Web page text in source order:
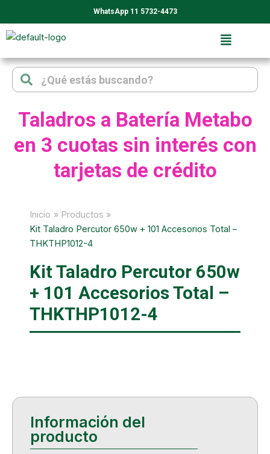
al
contenido
WhatsApp 11 5732-4473
Search Search
Taladros a Batería Metabo
en 3 cuotas sin interés con
tarjetas de crédito
Inicio
Productos
Kit Taladro Percutor 650w + 101 Accesorios Total –
THKTHP1012-4
Kit Taladro Percutor 650w
+ 101 Accesorios Total –
THKTHP1012-4